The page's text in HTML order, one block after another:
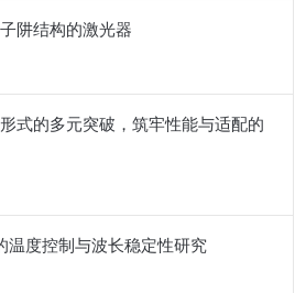
阱结构的激光器
式的多元突破，筑牢性能与适配的
温度控制与波长稳定性研究